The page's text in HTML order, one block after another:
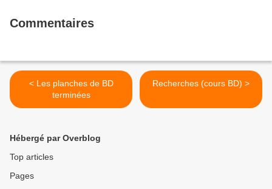
Commentaires
< Les planches de BD
terminées
Recherches (cours BD) >
Hébergé par Overblog
Top articles
Pages